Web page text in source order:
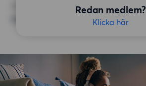
Redan medlem?
Klicka här
ÖVRIGA PREFERENSER
Inga speciella preferenser